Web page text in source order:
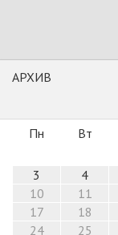
АРХИВ
Пн Вт
3
4
10
11
17
18
24
25